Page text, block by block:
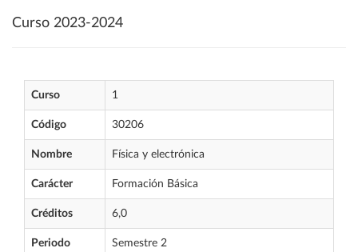
Curso 2023-2024
Curso 1
Código 30206
Nombre Física y electrónica
Carácter Formación Básica
Créditos 6,0
Periodo Semestre 2